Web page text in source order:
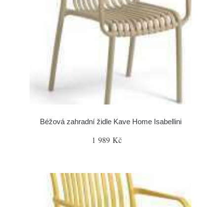
Béžová zahradní židle Kave Home Isabellini
1 989 Kč